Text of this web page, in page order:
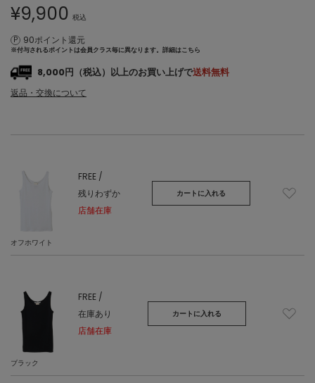
¥9,900 税込
90ポイント還元
※付与されるポイントは会員クラス毎に異なります。 詳細はこちら
8,000円（税込）以上のお買い上げで送料無料
返品・交換について
オフホワイト
FREE /
残りわずか
店舗在庫
カートに入れる
ブラック
FREE /
在庫あり
店舗在庫
カートに入れる